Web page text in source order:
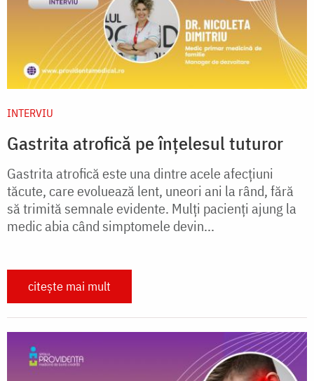
INTERVIU
Gastrita atrofică pe înțelesul tuturor
Gastrita atrofică este una dintre acele afecțiuni
tăcute, care evoluează lent, uneori ani la rând, fără
să trimită semnale evidente. Mulți pacienți ajung la
medic abia când simptomele devin...
citește mai mult